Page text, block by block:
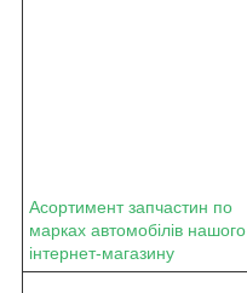
Асортимент запчастин по
марках автомобілів нашого
інтернет-магазину